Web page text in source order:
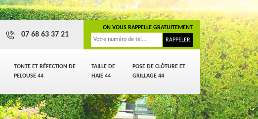
TONTE ET RÉFECTION DE
PELOUSE 44
TAILLE DE
HAIE 44
POSE DE CLÔTURE ET
GRILLAGE 44
07 68 63 37 21
ON VOUS RAPPELLE GRATUITEMENT